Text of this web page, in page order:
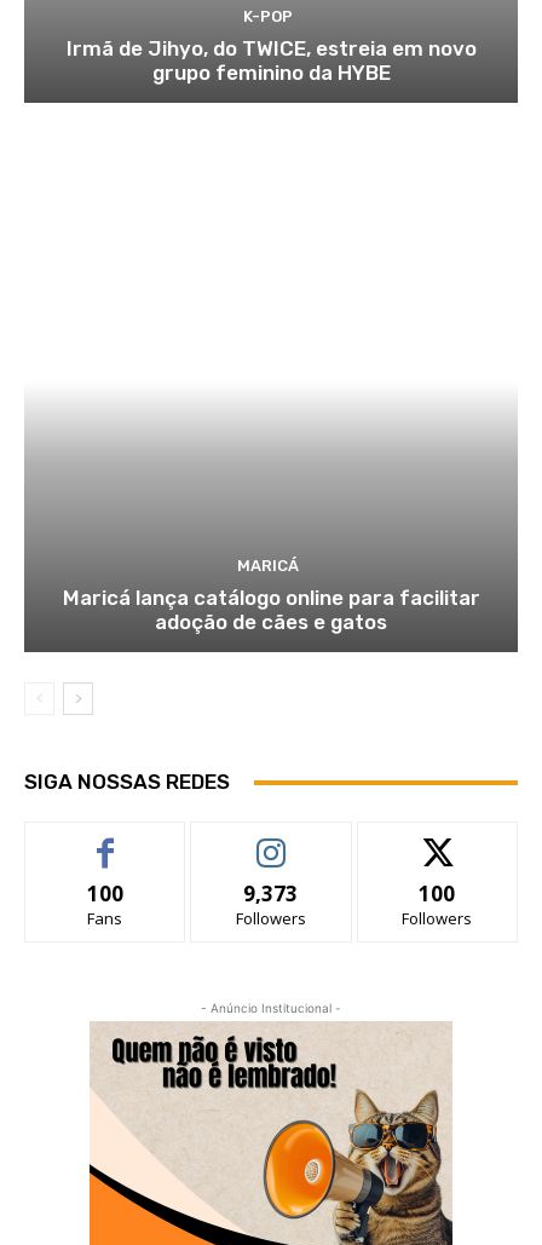
K-POP
Irmã de Jihyo, do TWICE, estreia em novo
grupo feminino da HYBE
MARICÁ
Maricá lança catálogo online para facilitar
adoção de cães e gatos
SIGA NOSSAS REDES
100
Fans
9,373
Followers
100
Followers
- Anúncio Institucional -